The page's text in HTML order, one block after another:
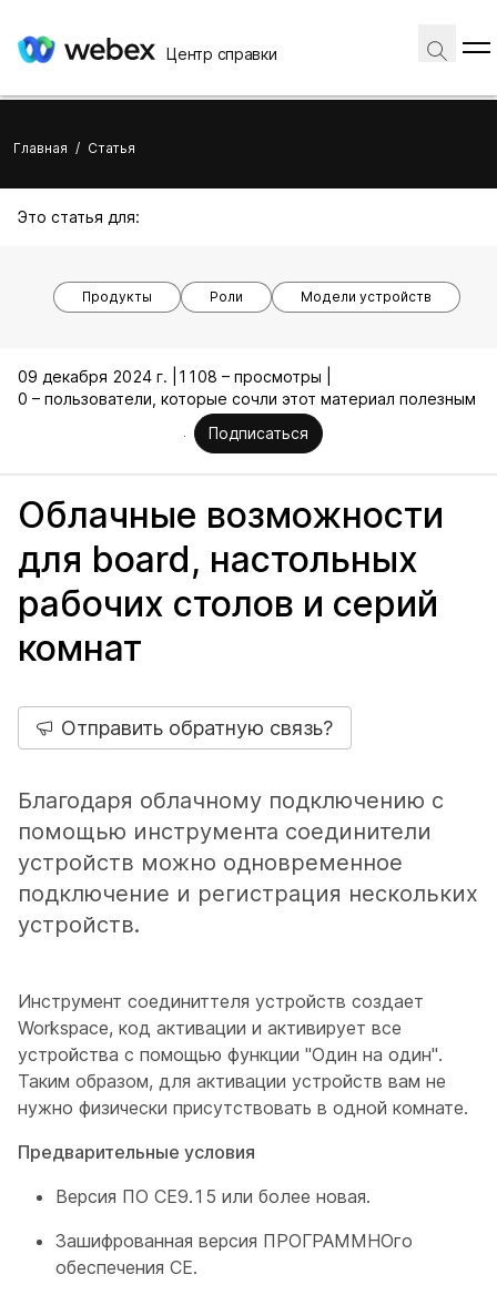
Центр справки
Главная / Статья
Это статья для:
Продукты Роли Модели устройств
09 декабря 2024 г. |
1108 – просмотры |
0 – пользователи, которые сочли этот материал полезным
Подписаться
Облачные возможности
для board, настольных
рабочих столов и серий
комнат
Отправить обратную связь?
Благодаря облачному подключению с
помощью инструмента соединители
устройств можно одновременное
подключение и регистрация нескольких
устройств.
Инструмент соединиттеля устройств создает
Workspace, код активации и активирует все
устройства с помощью функции "Один на один".
Таким образом, для активации устройств вам не
нужно физически присутствовать в одной комнате.
Предварительные условия
Версия ПО CE9.15 или более новая.
Зашифрованная версия ПРОГРАММНОго
обеспечения CE.